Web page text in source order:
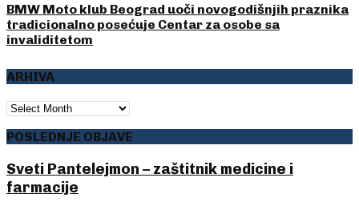
BMW Moto klub Beograd uoči novogodišnjih praznika
tradicionalno posećuje Centar za osobe sa
invaliditetom
ARHIVA
ARHIVA
POSLEDNJE OBJAVE
Sveti Pantelejmon – zaštitnik medicine i
farmacije